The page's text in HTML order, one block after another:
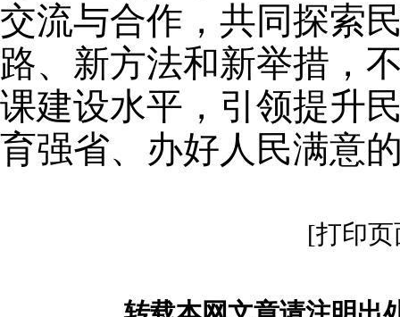
交流与合作，共同探索
路、新方法和新举措，
课建设水平，引领提升
育强省、办好人民满意
[打印